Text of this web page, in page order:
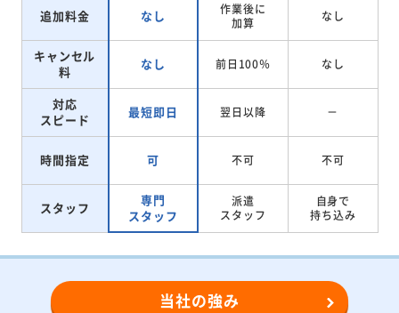
追加料金 なし
作業後に
加算
なし
キャンセル
料
なし 前日100％ なし
対応
スピード
最短即日 翌日以降 －
時間指定 可 不可 不可
スタッフ
専門
スタッフ
派遣
スタッフ
自身で
持ち込み
当社の強み